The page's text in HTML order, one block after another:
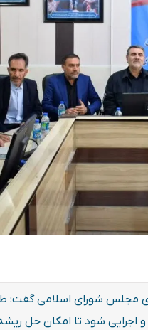
مجلس شورای اسلامی گفت:
شود تا امکان حل